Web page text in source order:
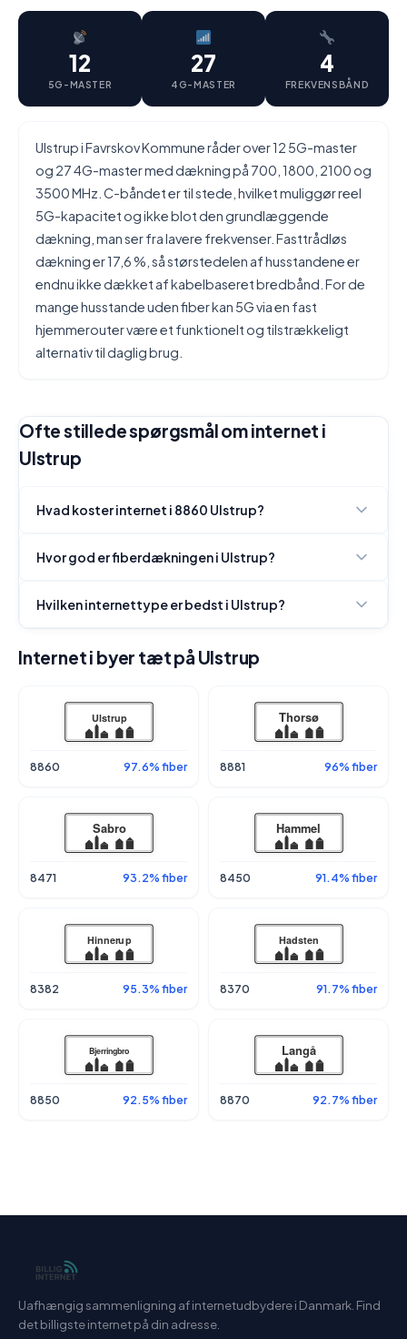
12
5G-MASTER
27
4G-MASTER
4
FREKVENSBÅND
Ulstrup i Favrskov Kommune råder over 12 5G-master
og 27 4G-master med dækning på 700, 1800, 2100 og
3500 MHz. C-båndet er til stede, hvilket muliggør reel
5G-kapacitet og ikke blot den grundlæggende
dækning, man ser fra lavere frekvenser. Fasttrådløs
dækning er 17,6 %, så størstedelen af husstandene er
endnu ikke dækket af kabelbaseret bredbånd. For de
mange husstande uden fiber kan 5G via en fast
hjemmerouter være et funktionelt og tilstrækkeligt
alternativ til daglig brug.
Ofte stillede spørgsmål om internet i
Ulstrup
Hvad koster internet i 8860 Ulstrup?
Hvor god er fiberdækningen i Ulstrup?
Hvilken internettype er bedst i Ulstrup?
Internet i byer tæt på Ulstrup
8860 97.6% fiber 8881 96% fiber
8471 93.2% fiber 8450 91.4% fiber
8382 95.3% fiber 8370 91.7% fiber
8850 92.5% fiber 8870 92.7% fiber
Uafhængig sammenligning af internetudbydere i Danmark. Find
det billigste internet på din adresse.